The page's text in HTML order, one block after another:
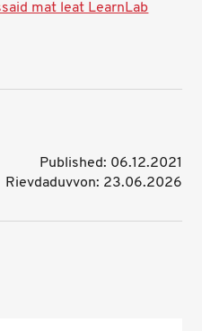
mat leat LearnLab
Published: 06.12.2021
Rievdaduvvon: 23.06.2026